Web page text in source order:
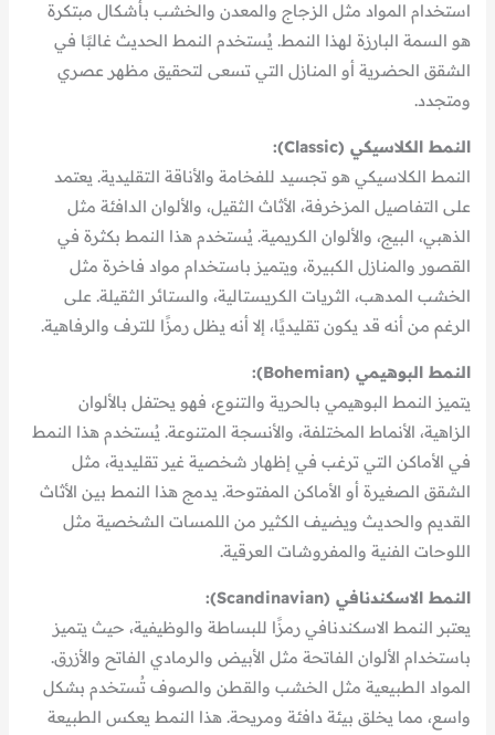
استخدام المواد مثل الزجاج والمعدن والخشب بأشكال مبتكرة
هو السمة البارزة لهذا النمط. يُستخدم النمط الحديث غالبًا في
الشقق الحضرية أو المنازل التي تسعى لتحقيق مظهر عصري
ومتجدد.
النمط الكلاسيكي (Classic):
النمط الكلاسيكي هو تجسيد للفخامة والأناقة التقليدية. يعتمد
على التفاصيل المزخرفة، الأثاث الثقيل، والألوان الدافئة مثل
الذهبي، البيج، والألوان الكريمية. يُستخدم هذا النمط بكثرة في
القصور والمنازل الكبيرة، ويتميز باستخدام مواد فاخرة مثل
الخشب المدهب، الثريات الكريستالية، والستائر الثقيلة. على
الرغم من أنه قد يكون تقليديًا، إلا أنه يظل رمزًا للترف والرفاهية.
النمط البوهيمي (Bohemian):
يتميز النمط البوهيمي بالحرية والتنوع، فهو يحتفل بالألوان
الزاهية، الأنماط المختلفة، والأنسجة المتنوعة. يُستخدم هذا النمط
في الأماكن التي ترغب في إظهار شخصية غير تقليدية، مثل
الشقق الصغيرة أو الأماكن المفتوحة. يدمج هذا النمط بين الأثاث
القديم والحديث ويضيف الكثير من اللمسات الشخصية مثل
اللوحات الفنية والمفروشات العرقية.
النمط الاسكندنافي (Scandinavian):
يعتبر النمط الاسكندنافي رمزًا للبساطة والوظيفية، حيث يتميز
باستخدام الألوان الفاتحة مثل الأبيض والرمادي الفاتح والأزرق.
المواد الطبيعية مثل الخشب والقطن والصوف تُستخدم بشكل
واسع، مما يخلق بيئة دافئة ومريحة. هذا النمط يعكس الطبيعة